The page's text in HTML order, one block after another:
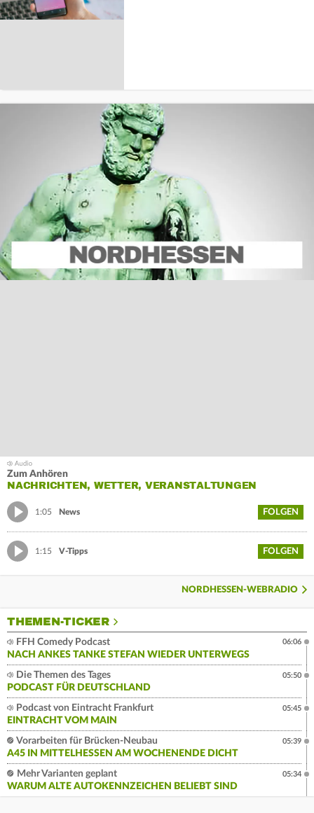
Zum Anhören
NACHRICHTEN, WETTER, VERANSTALTUNGEN
1:05 News FOLGEN
1:15 V-Tipps FOLGEN
NORDHESSEN-WEBRADIO
THEMEN-TICKER
FFH Comedy Podcast
NACH ANKES TANKE STEFAN WIEDER UNTERWEGS
06:06
Die Themen des Tages
PODCAST FÜR DEUTSCHLAND
05:50
Podcast von Eintracht Frankfurt
EINTRACHT VOM MAIN
05:45
Vorarbeiten für Brücken-Neubau
A45 IN MITTELHESSEN AM WOCHENENDE DICHT
05:39
Mehr Varianten geplant
WARUM ALTE AUTOKENNZEICHEN BELIEBT SIND
05:34